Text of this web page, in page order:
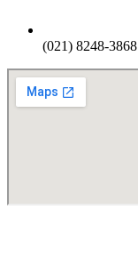
(021) 8248-3868